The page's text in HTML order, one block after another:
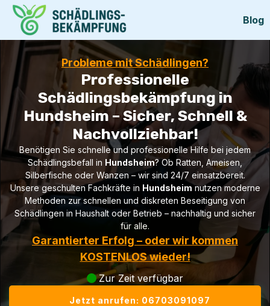
Blog
Probleme mit Schädlingen?
Professionelle
Schädlingsbekämpfung in
Hundsheim – Sicher, Schnell &
Nachvollziehbar!
Benötigen Sie schnelle und professionelle Hilfe bei jedem
Schädlingsbefall in Hundsheim? Ob Ratten, Ameisen,
Silberfische oder Wanzen – wir sind 24/7 einsatzbereit.
Unsere geschulten Fachkräfte in Hundsheimnutzen moderne
Methoden zur schnellen und diskreten Beseitigung von
Schädlingen in Haushalt oder Betrieb – nachhaltig und sicher
für alle.
Garantierter Erfolg – oder wir kommen
KOSTENLOS wieder!
Zur Zeit verfügbar
Jetzt anrufen: 06703091097